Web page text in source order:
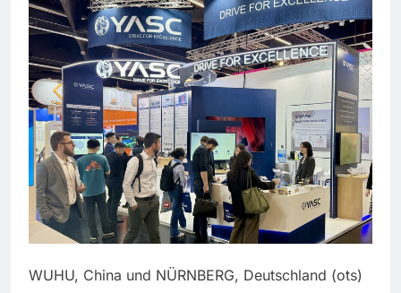
WUHU, China und NÜRNBERG, Deutschland (ots)